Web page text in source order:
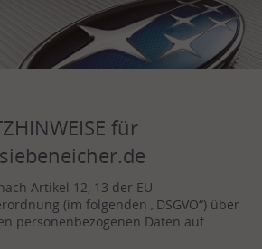
für
Artikel 12, 13 der EU-
(im folgenden „DSGVO“) über
personenbezogenen Daten auf